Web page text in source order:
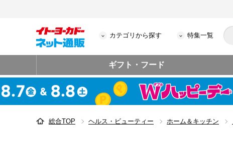
カテゴリから探す 特集一覧
ギフト・フード
総合TOP ヘルス・ビューティー ホーム＆キッチン